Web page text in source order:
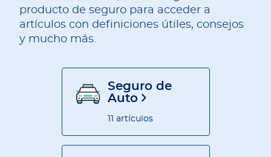
producto de seguro para acceder a
artículos con definiciones útiles, consejos
y mucho más.
Seguro de
Auto
11 artículos